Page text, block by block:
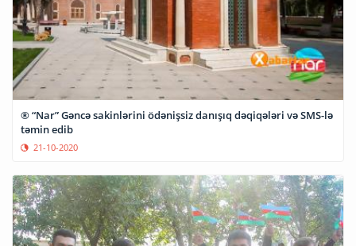
® “Nar” Gəncə sakinlərini ödənişsiz danışıq dəqiqələri və SMS-lə
təmin edib
21-10-2020